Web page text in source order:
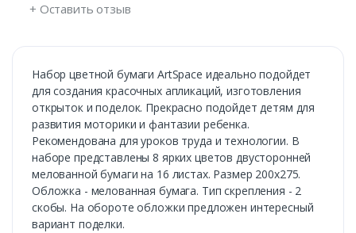
+ Оставить отзыв
Набор цветной бумаги ArtSpace идеально подойдет
для создания красочных апликаций, изготовления
открыток и поделок. Прекрасно подойдет детям для
развития моторики и фантазии ребенка.
Рекомендована для уроков труда и технологии. В
наборе представлены 8 ярких цветов двусторонней
мелованной бумаги на 16 листах. Размер 200х275.
Обложка - мелованная бумага. Тип скрепления - 2
скобы. На обороте обложки предложен интересный
вариант поделки.